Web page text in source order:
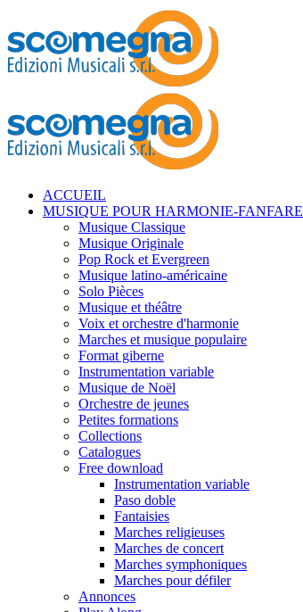
ACCUEIL
MUSIQUE POUR HARMONIE-FANFARE
Musique Classique
Musique Originale
Pop Rock et Evergreen
Musique latino-américaine
Solo Pièces
Musique et théâtre
Voix et orchestre d'harmonie
Marches et musique populaire
Format giberne
Instrumentation variable
Musique de Noël
Orchestre de jeunes
Petites formations
Collections
Catalogues
Free download
Instrumentation variable
Paso doble
Fantaisies
Marches religieuses
Marches de concert
Marches symphoniques
Marches pour défiler
Annonces